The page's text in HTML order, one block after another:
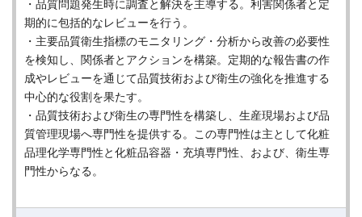
・品質問題発生時に調査と解決を主導する。利害関係者と定
期的に包括的なレビューを行う。
・主要品質衛生指標のモニタリング・分析から改善の必要性
を検知し、関係者とアクションを構築。定期的な報告書の作
成やレビューを通じて品質技術および衛生の強化を推進する
中心的な役割を果たす。
・品質技術および衛生の専門性を構築し、生産現場および品
質管理現場へ専門性を提供する。この専門性は主として化粧
品理化学専門性と化粧品容器・充填専門性、および、衛生専
門性からなる。